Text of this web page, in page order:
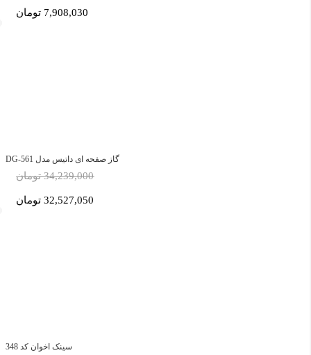
7,908,030 تومان
گاز صفحه ای داتیس مدل DG-561
34,239,000 تومان
32,527,050 تومان
سینک اخوان کد 348